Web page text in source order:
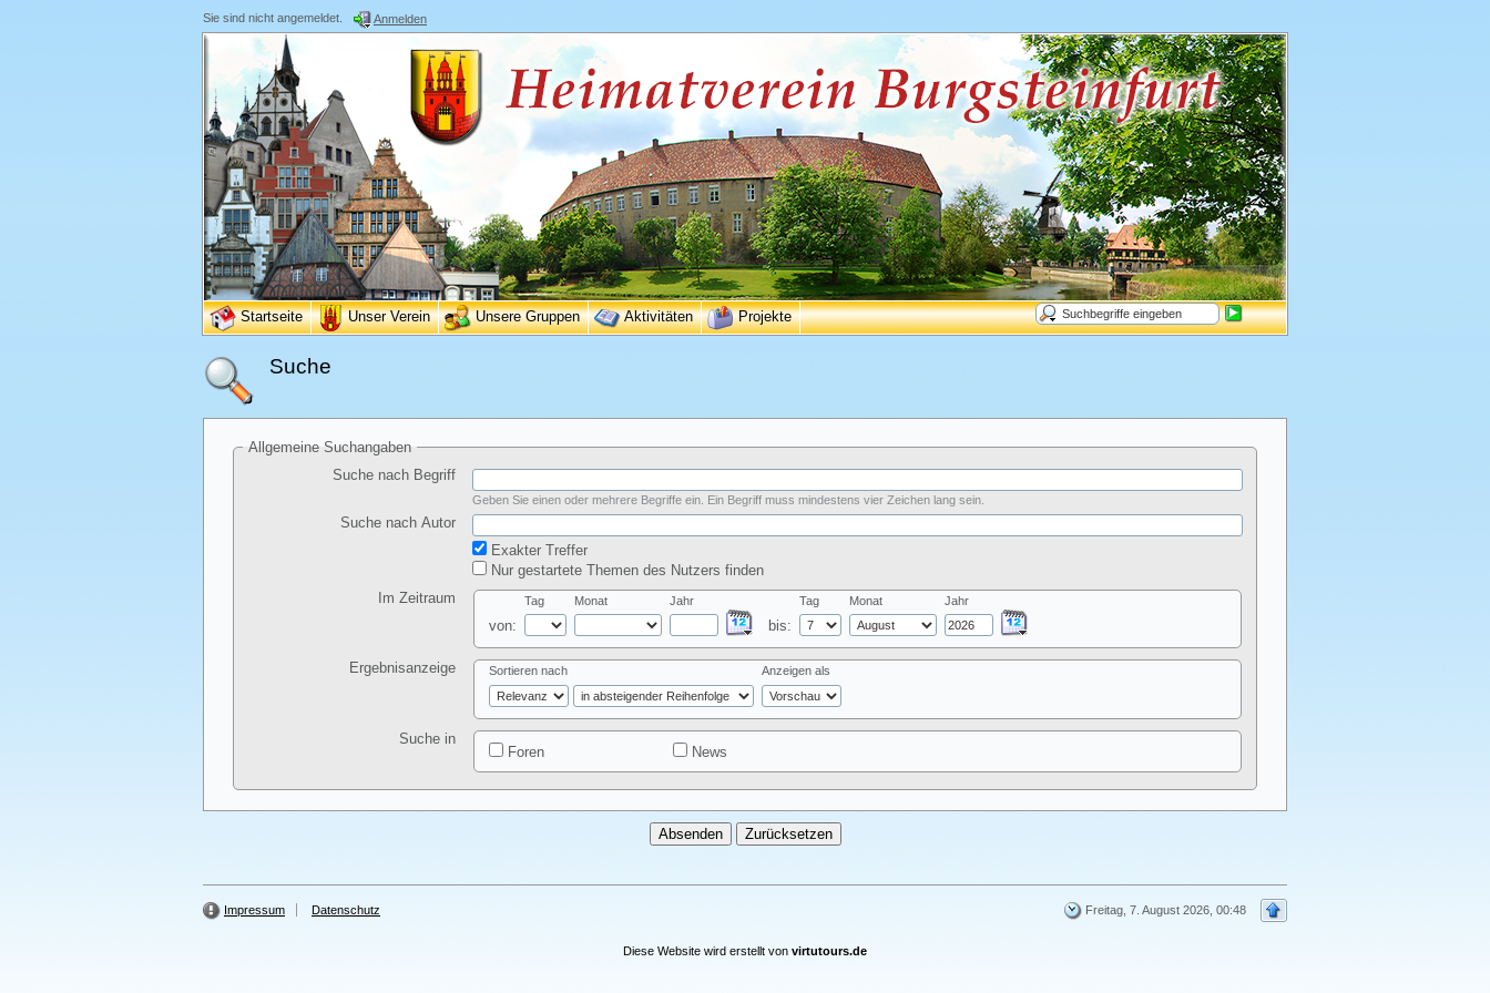
Sie sind nicht angemeldet. Anmelden
Startseite Unser Verein Unsere Gruppen Aktivitäten Projekte
Suche
Allgemeine Suchangaben
Suche nach Begriff
Geben Sie einen oder mehrere Begriffe ein. Ein Begriff muss mindestens vier Zeichen lang sein.
Suche nach Autor
Exakter Treffer
Nur gestartete Themen des Nutzers finden
Im Zeitraum
von:
Tag Monat Jahr
bis:
Tag Monat Jahr
Ergebnisanzeige Sortieren nach Anzeigen als
Suche in
Foren
News
Impressum Datenschutz Freitag, 7. August 2026, 00:48
Diese Website wird erstellt von virtutours.de